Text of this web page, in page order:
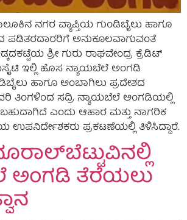
ನಗರ ವ್ಯಾಪ್ತಿಯ ಗುಂಡಿಬೈಲು ಹಾಗೂ
ಪಡಿತರದಾರರಿಗೆ ಅನುಕೂಲವಾಗುವಂತೆ
ಶ್ರೀ ಗುರು ರಾಘವೇಂದ್ರ ಕ್ರೆಡಿಟ್
ಇಲ್ಲಿ ಹೊಸ ನ್ಯಾಯಬೆಲೆ ಅಂಗಡಿ
ಹಾಗೂ ಅಂಬಾಗಿಲು ಪ್ರದೇಶದ
ತಿಂಗಳಿಂದ ಸದ್ರಿ ನ್ಯಾಯಬೆಲೆ ಅಂಗಡಿಯಲ್ಲಿ
ಎಂದು ಆಹಾರ ಮತ್ತು ನಾಗರಿಕ
ಉಪನಿರ್ದೇಶಕರು ಪ್ರಕಟಣೆಯಲ್ಲಿ ತಿಳಿಸಿದ್ದಾರೆ.
ಅಂಗಡಿ ತೆರೆಯಲು